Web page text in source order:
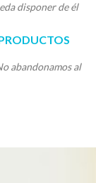
disponer de él
abandonamos al